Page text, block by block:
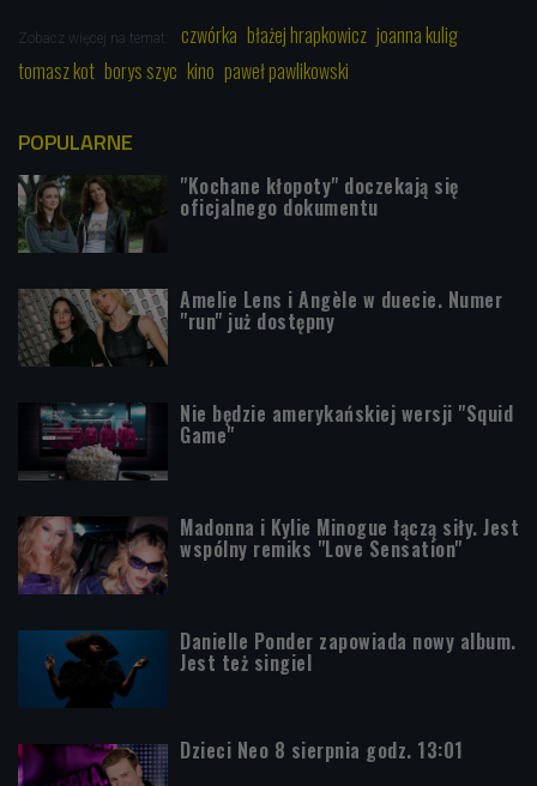
Zobacz więcej na temat: czwórka błażej hrapkowicz joanna kulig
tomasz kot borys szyc kino paweł pawlikowski
POPULARNE
"Kochane kłopoty" doczekają się
oficjalnego dokumentu
Amelie Lens i Angèle w duecie. Numer
"run" już dostępny
Nie będzie amerykańskiej wersji "Squid
Game"
Madonna i Kylie Minogue łączą siły. Jest
wspólny remiks "Love Sensation"
Danielle Ponder zapowiada nowy album.
Jest też singiel
Dzieci Neo 8 sierpnia godz. 13:01